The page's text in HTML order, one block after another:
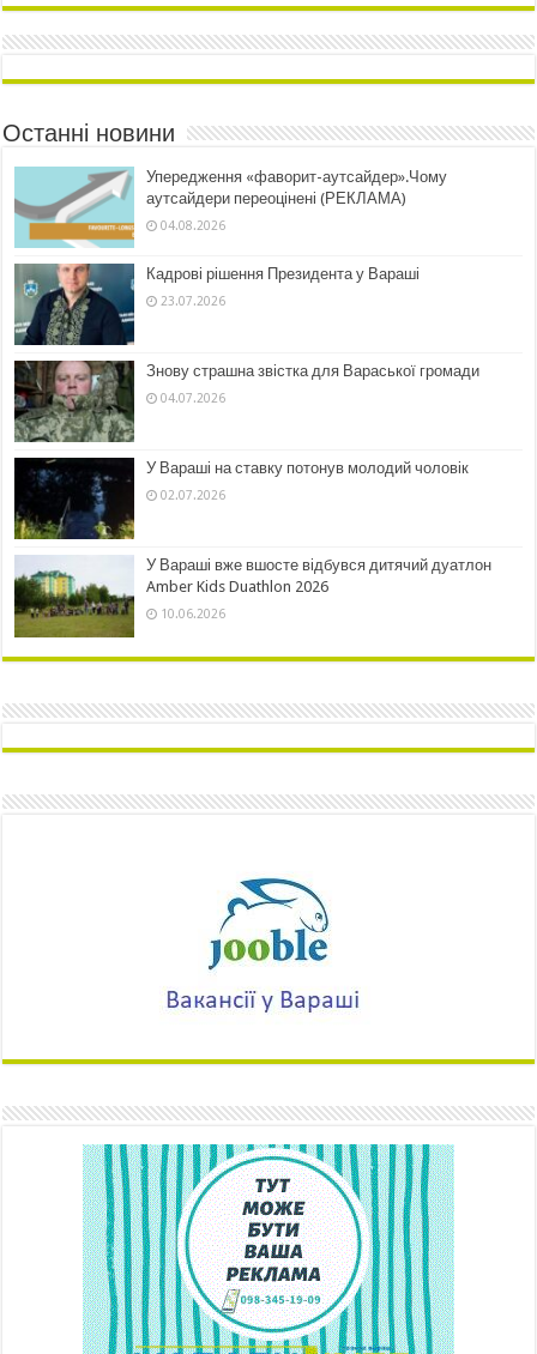
Останні новини
Упередження «фаворит-аутсайдер».Чому
аутсайдери переоцінені (РЕКЛАМА)
04.08.2026
Кадрові рішення Президента у Вараші
23.07.2026
Знову страшна звістка для Вараської громади
04.07.2026
У Вараші на ставку потонув молодий чоловік
02.07.2026
У Вараші вже вшосте відбувся дитячий дуатлон
Amber Kids Duathlon 2026
10.06.2026